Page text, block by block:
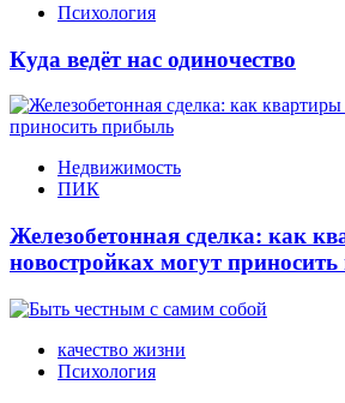
Психология
Куда ведёт нас одиночество
Недвижимость
ПИК
Железобетонная сделка: как
новостройках могут
качество жизни
Психология